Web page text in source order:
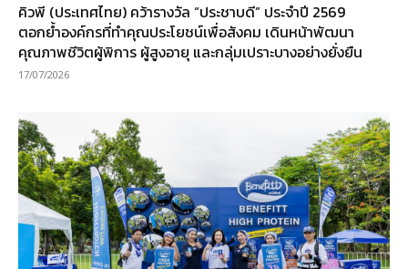
คิวพี (ประเทศไทย) คว้ารางวัล “ประชาบดี” ประจำปี 2569
ตอกย้ำองค์กรที่ทำคุณประโยชน์เพื่อสังคม เดินหน้าพัฒนา
คุณภาพชีวิตผู้พิการ ผู้สูงอายุ และกลุ่มเปราะบางอย่างยั่งยืน
17/07/2026